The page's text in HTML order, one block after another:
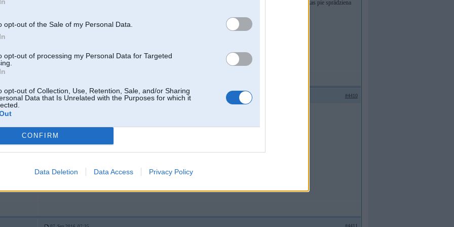
opt-out of the Sale of my Personal Data.
opt-out of processing my Personal Data for Targeted
opt-out of Collection, Use, Retention, Sale, and/or Sharing
Data that Is Unrelated with the Purposes for which it
CONFIRM
Data Deletion Data Access Privacy Policy
jā .. un pavirinot vizuāli viņš varēja noteikt, ka, piemēram, melnā sainī nav ietīta kāda nervus paralizējoša viela, kas pie sprādziena
vai arī mobilajā bija nokačāta x-ray aplikācija ?
07. Sep 2016, 07:35 #4410
#4411